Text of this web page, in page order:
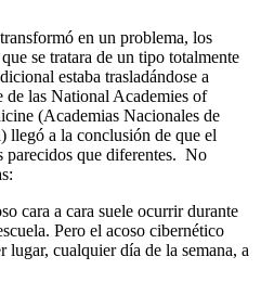
en un problema, los
se tratara de un tipo totalmente
estaba trasladándose a
las National Academies of
(Academias Nacionales de
llegó a la conclusión de que el
parecidos que diferentes. No
cara a cara suele ocurrir durante
Pero el acoso cibernético
lugar, cualquier día de la semana, a